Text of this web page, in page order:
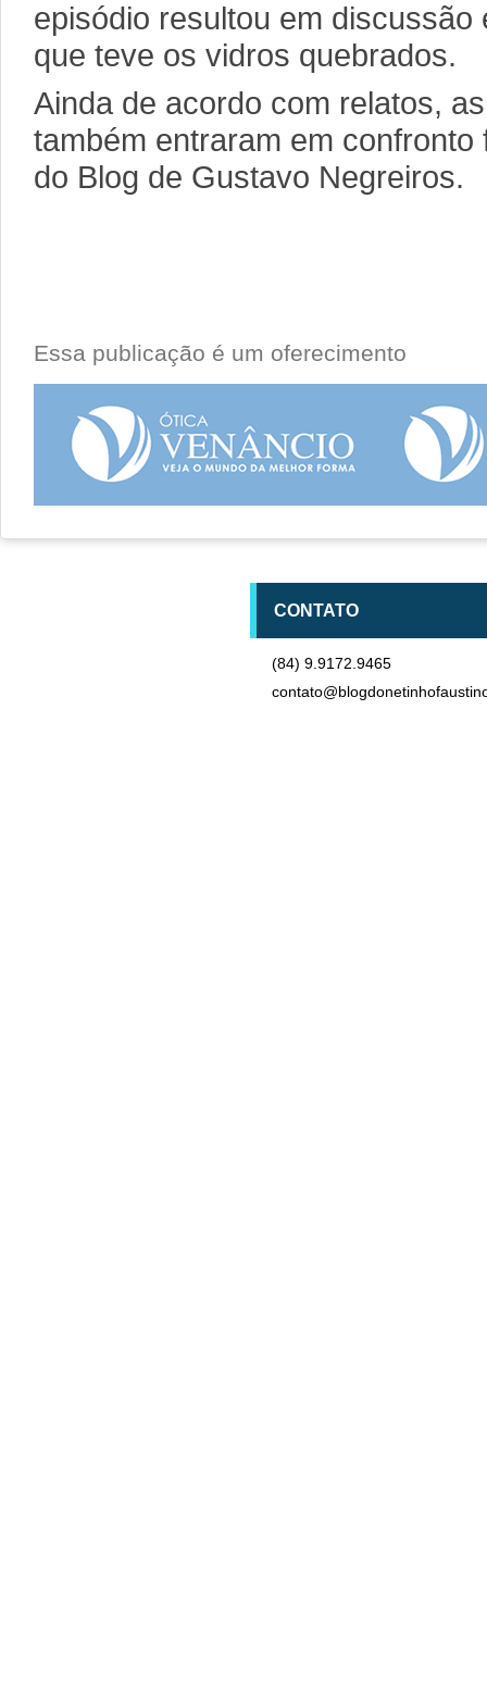
episódio resultou em
que teve os vidros quebrados.
Ainda de acordo com relatos,
também entraram em confronto
do Blog de Gustavo Negreiros.
Essa publicação é um oferecimento
CONTATO
(84) 9.9172.9465